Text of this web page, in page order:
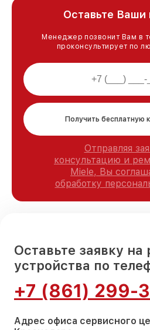
Оставьте Ваши
Менеджер позвонит Вам в
проконсультирует по
Получить бесплатную
Отправляя
консультацию и
Miele, Вы
обработку
Оставьте заявку
устройства по
+7 (861) 299-
Адрес офиса сервисного